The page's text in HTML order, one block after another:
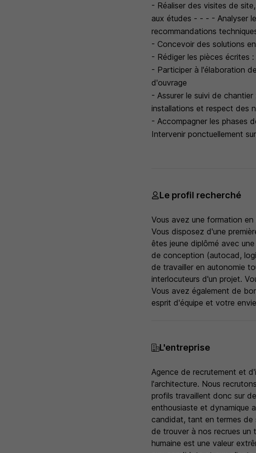
- Réaliser des visites de
aux études - - - - Analyser
recommandations
- Concevoir des solutions
- Rédiger les pièces écrites
- Participer à l'élaboration
d'ouvrage
- Assurer le suivi de
installations et respect des
- Accompagner les phases
Intervenir ponctuellement
Le profil recherché
Vous avez une formation
Vous disposez d'une
êtes jeune diplômé avec
de conception (autocad,
de travailler en autonomie
interlocuteurs d'un projet.
Vous avez également de
esprit d'équipe et votre
L'entreprise
Agence de recrutement et
l'architecture. Nous
profils travaillent donc sur
enthousiaste et dynamique
candidat, tant en termes de
de trouver à nos recrues un
humaine est une valeur